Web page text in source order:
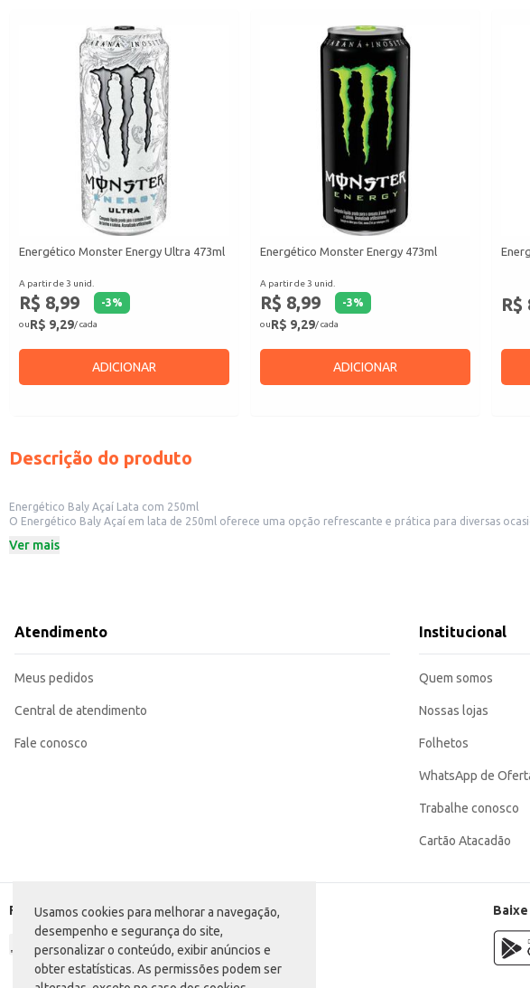
Usamos cookies para melhorar a navegação,
desempenho e segurança do site,
personalizar o conteúdo, exibir anúncios e
obter estatísticas. As permissões podem ser
Energético Monster Energy Ultra 473ml
A partir de 3 unid.
R$ 8,99 -3%
ouR$ 9,29/ cada
ADICIONAR
Energético Monster Energy 473ml
A partir de 3 unid.
R$ 8,99 -3%
ouR$ 9,29/ cada
ADICIONAR
R$
Descrição do produto
Energético Baly Açaí Lata com 250ml
O Energético Baly Açaí em lata de 250ml oferece uma opção refrescante e prática para diversas ocasiões. Sua fórmula é ideal para consumo individual e se adapta a diferentes contextos, como consumo doméstico,
Dicas de uso:
A praticidade da lata de 250ml, aliada à popularidade do sabor açaí, torna o Energético Baly Açaí uma escolha eficiente
pelo tamanho da embalagem e pela demanda por bebidas energéticas.
Marca: Baly
Categoria: Energético
EAN: 7898080664419
Ver mais
Atendimento
Meus pedidos
Central de atendimento
Fale conosco
Institucional
Quem somos
Nossas lojas
Folhetos
WhatsApp de
Trabalhe conosco
Cartão Atacadão
Formas de pagamento